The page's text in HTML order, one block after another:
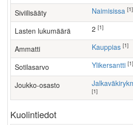
Siviilisääty Naimisissa [1]
Lasten lukumäärä [1]
Ammatti kauppias [1]
Sotilasarvo Ylikersantti [1]
Joukko-osasto
[1]
Kuolintiedot